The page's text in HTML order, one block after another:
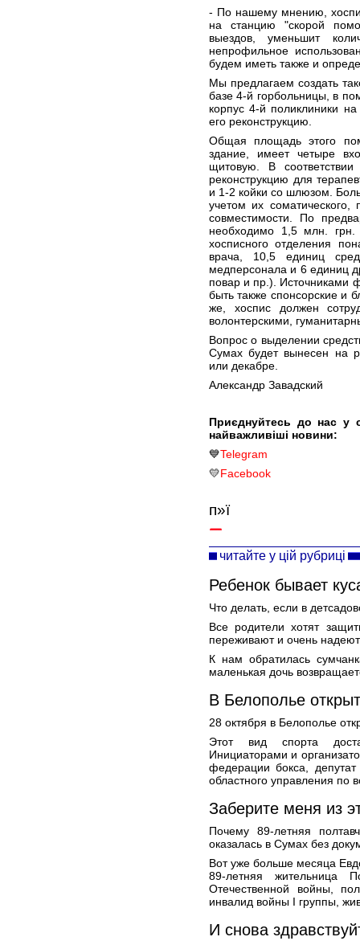
- По нашему мнению,
на станцию "скорой
выездов, уменьшит
непрофильное
будем иметь также и
Мы предлагаем создать
базе 4-й горбольницы, в
корпус 4-й поликлиники
его реконструкцию.
Общая площадь этого
здание, имеет четыре
щитовую. В
реконструкцию для
и 1-2 койки со шлюзом.
учетом их соматического,
совместимости. По
необходимо 1,5 млн. грн.
хосписного отделения
врача, 10,5 единиц
медперсонала и 6 единиц
повар и пр.). Источниками
быть также спонсорские и
же, хоспис должен
волонтерскими,
Вопрос о выделении
Сумах будет вынесен на
или декабре.
Александр Завадский
Приєднуйтесь до нас у
найважливіші новини:
💙Telegram
💛Facebook
п»ї
читайте у цій рубриці
Ребенок бывает
Что делать, если в
Все родители хотят
переживают и очень
К нам обратилась
маленькая дочь
В Белополье
28 октября в Белополье
Этот вид спорта
Инициаторами и
федерации бокса,
областного управления по
Заберите меня из
Почему 89-летняя
оказалась в Сумах без
Вот уже больше месяца
89-летняя жительница
Отечественной войны,
инвалид войны I группы,
И снова